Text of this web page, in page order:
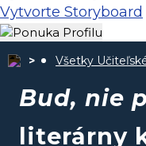
Vytvorte Storyboard
Všetky
Bud, nie
literárny